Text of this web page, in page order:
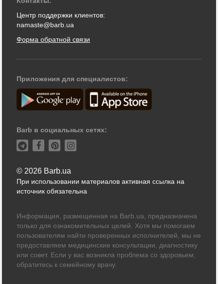
Центр поддержки клиентов:
namaste@barb.ua
Форма обратной связи
Приложения для специалистов:
Barb в социальных сетях:
© 2026 Barb.ua
При использовании материалов активная ссылка на
источник обязательна
Информация, размещенная на Barb.ua, предназначена
только для ознакомительных целей. Хотя мы помогаем
пользователям найти проверенных исполнителей, мы не
предоставляем медицинские консультации, диагностику
или совет. Если у вас возникла проблема со здоровьем,
обратитесь к семейному врачу.